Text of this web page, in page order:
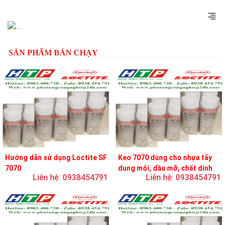
SẢN PHẨM BÁN CHẠY
Hướng dẫn sử dụng Loctite SF
7070
Liên hệ: 0938454791
Keo 7070 dùng cho nhựa tẩy
dung môi, dầu mỡ, chất dính
và chất bôi trơnLiên hệ: 0938454791